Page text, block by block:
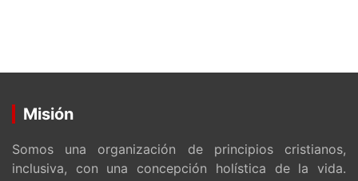
Misión
Somos una organización de principios cristianos,
inclusiva, con una concepción holística de la vida.